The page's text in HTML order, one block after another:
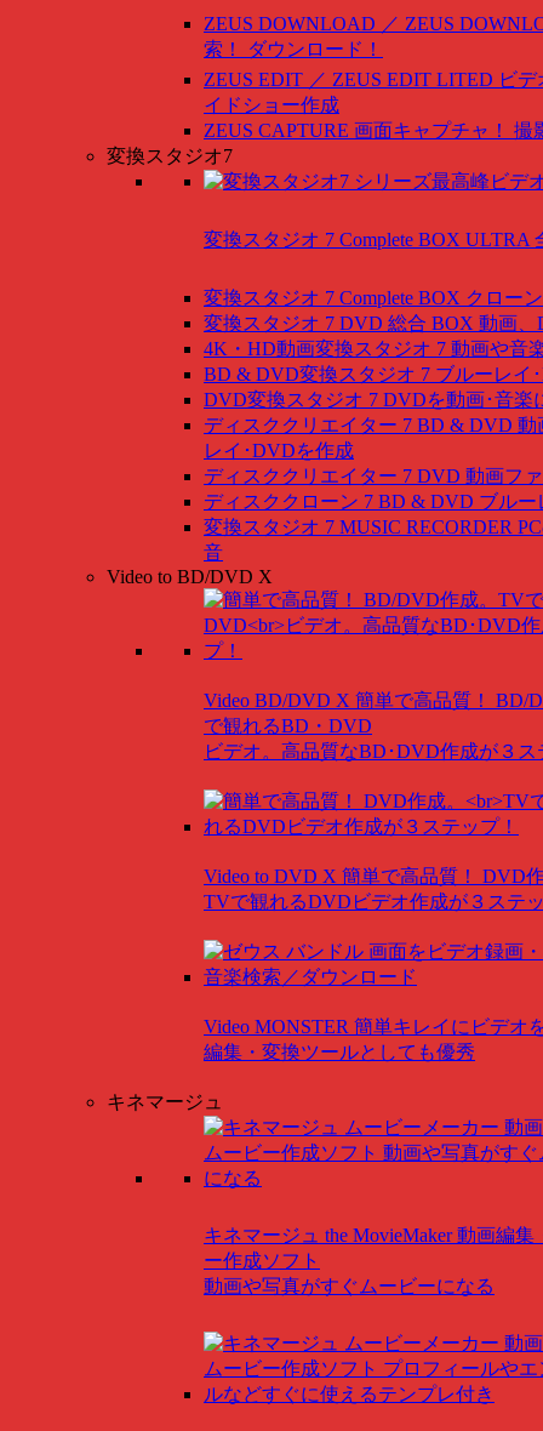
ZEUS DOWNLOAD ／ ZEUS
索！ ダウンロード！
ZEUS EDIT ／ ZEUS EDIT LITED ビ
イドショー作成
ZEUS CAPTURE 画面キャプチャ！ 撮
変換スタジオ7
変換スタジオ 7 Complete BOX ULTRA
変換スタジオ 7 Complete BOX クロー
変換スタジオ 7 DVD 総合 BOX 動画、
4K・HD動画変換スタジオ 7 動画や音
BD & DVD変換スタジオ 7 ブルーレイ
DVD変換スタジオ 7 DVDを動画･音楽
ディスククリエイター 7 BD & DVD 動
レイ･DVDを作成
ディスククリエイター 7 DVD 動画フ
ディスククローン 7 BD & DVD ブルー
変換スタジオ 7 MUSIC RECORDER
音
Video to BD/DVD X
Video BD/DVD X 簡単で高品質！ BD/
で観れるBD・DVD
ビデオ。高品質なBD･DVD作成が３ス
Video to DVD X 簡単で高品質！ DVD
TVで観れるDVDビデオ作成が３ステ
Video MONSTER 簡単キレイにビデオ
編集・変換ツールとしても優秀
キネマージュ
キネマージュ the MovieMaker 動画編集
ー作成ソフト
動画や写真がすぐムービーになる